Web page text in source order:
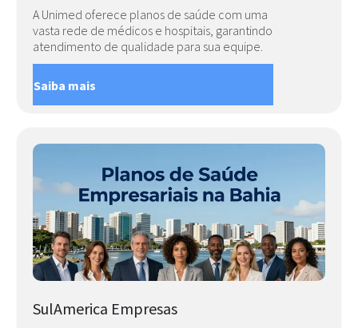
A Unimed oferece planos de saúde com uma
vasta rede de médicos e hospitais, garantindo
atendimento de qualidade para sua equipe.
Saiba mais
SulAmerica Empresas